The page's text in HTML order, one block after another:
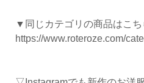
▼同じカテゴリの商品はこち
https://www.roteroze.com/